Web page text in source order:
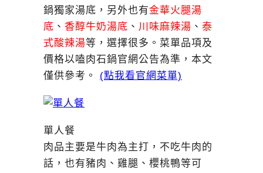
鍋獨家湯底，另外也有金華火腿湯
底 、 香醇牛奶湯底 、 川味麻辣湯 、 泰
式酸辣湯等，選擇很多。菜單品項及
價格以嗑肉石鍋官網公告為準，本文
僅供參考。 (點我看官網菜單)
單人餐
肉品主要是牛肉為主打，不吃牛肉的
話，也有豬肉、雞腿、櫻桃鴨等可